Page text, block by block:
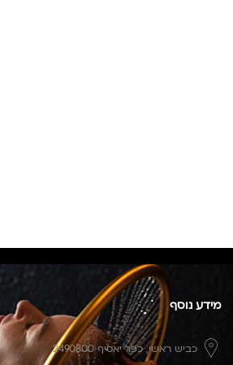
מידע נוסף
כביש ראשי,כפר יאסיף 2490800